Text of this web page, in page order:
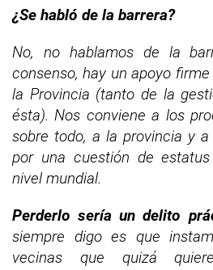
¿Se habló de la barrera?
No, no hablamos de la
consenso, hay un apoyo
la Provincia (tanto de la
ésta). Nos conviene a los
sobre todo, a la provincia y
por una cuestión de
nivel mundial.
Perderlo sería un delito
siempre digo es que
vecinas que quizá